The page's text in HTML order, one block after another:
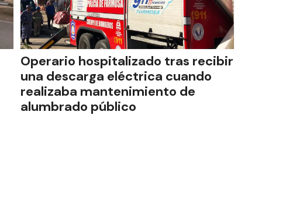
Operario hospitalizado tras recibir
una descarga eléctrica cuando
realizaba mantenimiento de
alumbrado público